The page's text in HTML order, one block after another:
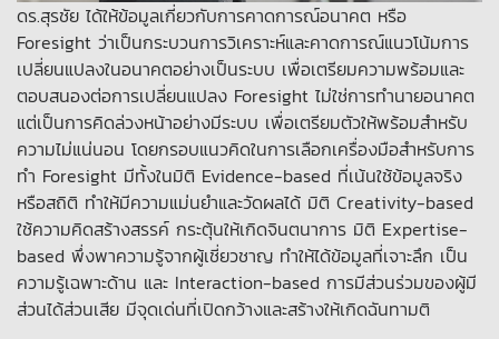
ดร.สุรชัย ได้ให้ข้อมูลเกี่ยวกับการคาดการณ์อนาคต หรือ
Foresight ว่าเป็นกระบวนการวิเคราะห์และคาดการณ์แนวโน้มการ
เปลี่ยนแปลงในอนาคตอย่างเป็นระบบ เพื่อเตรียมความพร้อมและ
ตอบสนองต่อการเปลี่ยนแปลง Foresight ไม่ใช่การทำนายอนาคต
แต่เป็นการคิดล่วงหน้าอย่างมีระบบ เพื่อเตรียมตัวให้พร้อมสำหรับ
ความไม่แน่นอน โดยกรอบแนวคิดในการเลือกเครื่องมือสำหรับการ
ทำ Foresight มีทั้งในมิติ Evidence-based ที่เน้นใช้ข้อมูลจริง
หรือสถิติ ทำให้มีความแม่นยำและวัดผลได้ มิติ Creativity-based
ใช้ความคิดสร้างสรรค์ กระตุ้นให้เกิดจินตนาการ มิติ Expertise-
based พึ่งพาความรู้จากผู้เชี่ยวชาญ ทำให้ได้ข้อมูลที่เจาะลึก เป็น
ความรู้เฉพาะด้าน และ Interaction-based การมีส่วนร่วมของผู้มี
ส่วนได้ส่วนเสีย มีจุดเด่นที่เปิดกว้างและสร้างให้เกิดฉันทามติ